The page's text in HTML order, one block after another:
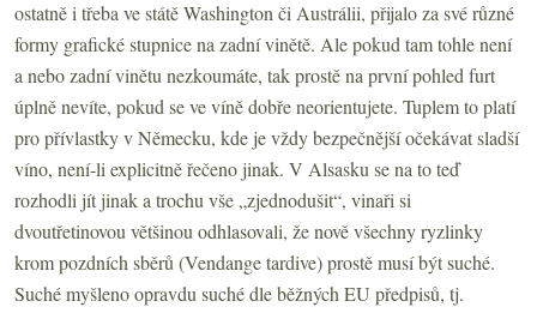
ostatně i třeba ve státě Washington či Austrálii, přijalo za své různé
formy grafické stupnice na zadní vinětě. Ale pokud tam tohle není
a nebo zadní vinětu nezkoumáte, tak prostě na první pohled furt
úplně nevíte, pokud se ve víně dobře neorientujete. Tuplem to platí
pro přívlastky v Německu, kde je vždy bezpečnější očekávat sladší
víno, není-li explicitně řečeno jinak. V Alsasku se na to teď
rozhodli jít jinak a trochu vše „zjednodušit“, vinaři si
dvoutřetinovou většinou odhlasovali, že nově všechny ryzlinky
krom pozdních sběrů (Vendange tardive) prostě musí být suché.
Suché myšleno opravdu suché dle běžných EU předpisů, tj.